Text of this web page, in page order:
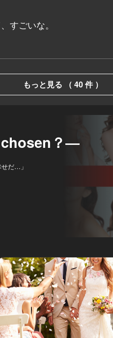
すごいな。
もっと見る （ 40 件 ）
？―
だ…」